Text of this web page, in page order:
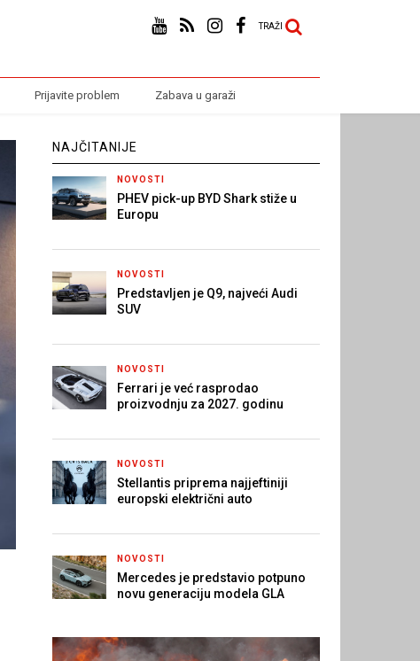
TRAŽI
Prijavite problem Zabava u garaži
NAJČITANIJE
NOVOSTI
PHEV pick-up BYD Shark stiže u
Europu
NOVOSTI
Predstavljen je Q9, najveći Audi
SUV
NOVOSTI
Ferrari je već rasprodao
proizvodnju za 2027. godinu
NOVOSTI
Stellantis priprema najjeftiniji
europski električni auto
NOVOSTI
Mercedes je predstavio potpuno
novu generaciju modela GLA